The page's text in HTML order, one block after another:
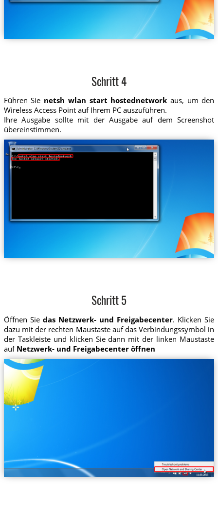
Schritt 4
Führen Sie netsh wlan start hostednetwork aus, um den
Wireless Access Point auf Ihrem PC auszuführen.
Ihre Ausgabe sollte mit der Ausgabe auf dem Screenshot
übereinstimmen.
Schritt 5
Öffnen Sie das Netzwerk- und Freigabecenter. Klicken Sie
dazu mit der rechten Maustaste auf das Verbindungssymbol in
der Taskleiste und klicken Sie dann mit der linken Maustaste
auf Netzwerk- und Freigabecenter öffnen